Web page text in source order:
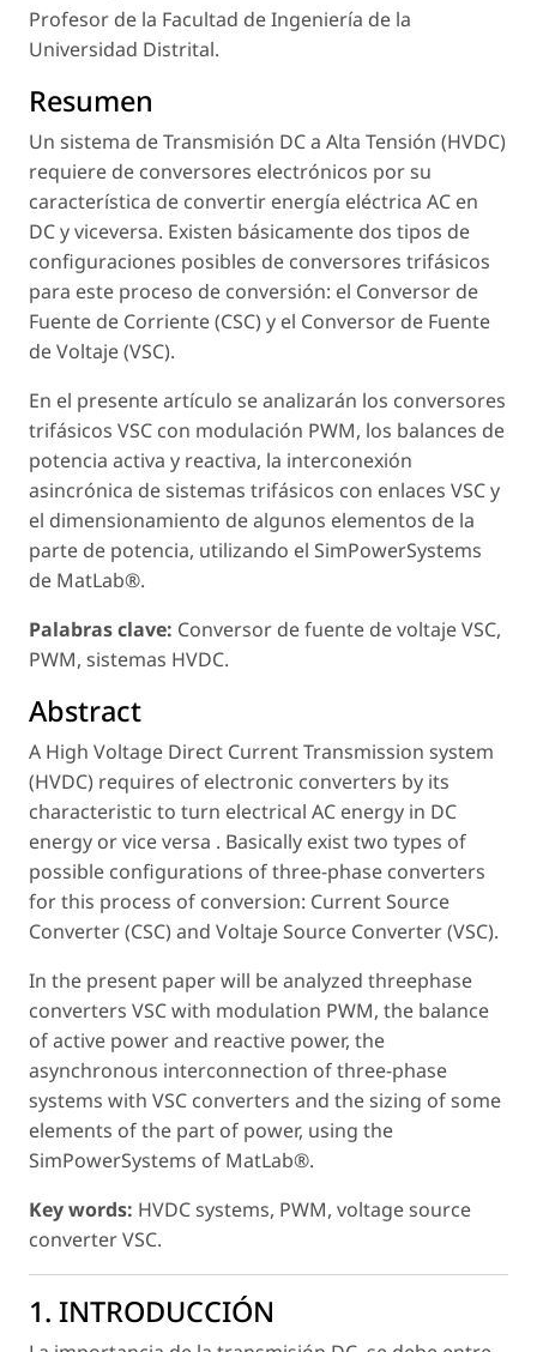
Profesor de la Facultad de Ingeniería de la
Universidad Distrital.
Resumen
Un sistema de Transmisión DC a Alta Tensión (HVDC)
requiere de conversores electrónicos por su
característica de convertir energía eléctrica AC en
DC y viceversa. Existen básicamente dos tipos de
configuraciones posibles de conversores trifásicos
para este proceso de conversión: el Conversor de
Fuente de Corriente (CSC) y el Conversor de Fuente
de Voltaje (VSC).
En el presente artículo se analizarán los conversores
trifásicos VSC con modulación PWM, los balances de
potencia activa y reactiva, la interconexión
asincrónica de sistemas trifásicos con enlaces VSC y
el dimensionamiento de algunos elementos de la
parte de potencia, utilizando el SimPowerSystems
de MatLab®.
Palabras clave: Conversor de fuente de voltaje VSC,
PWM, sistemas HVDC.
Abstract
A High Voltage Direct Current Transmission system
(HVDC) requires of electronic converters by its
characteristic to turn electrical AC energy in DC
energy or vice versa . Basically exist two types of
possible configurations of three-phase converters
for this process of conversion: Current Source
Converter (CSC) and Voltaje Source Converter (VSC).
In the present paper will be analyzed threephase
converters VSC with modulation PWM, the balance
of active power and reactive power, the
asynchronous interconnection of three-phase
systems with VSC converters and the sizing of some
elements of the part of power, using the
SimPowerSystems of MatLab®.
Key words: HVDC systems, PWM, voltage source
converter VSC.
1. INTRODUCCIÓN